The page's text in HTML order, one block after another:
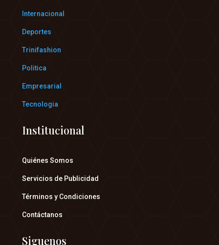
Internacional
Deportes
Trinifashion
Politica
Empresarial
Tecnologia
Institucional
Quiénes Somos
Servicios de Publicidad
Términos y Condiciones
Contáctanos
Siguenos